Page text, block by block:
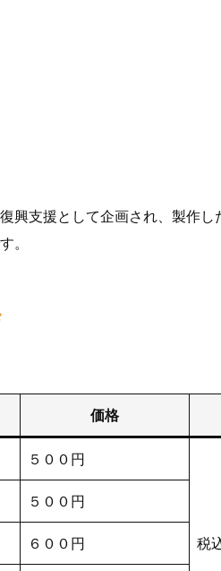
支援として企画され、製作し
。
価格
５００円
税
５００円
６００円